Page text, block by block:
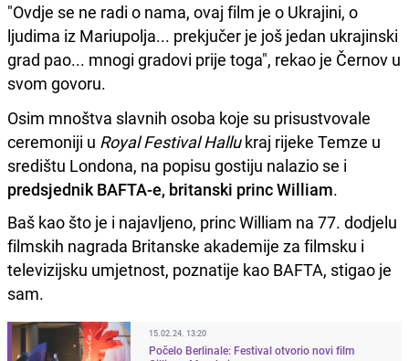
"Ovdje se ne radi o nama, ovaj film je o Ukrajini, o
ljudima iz Mariupolja... prekjučer je još jedan ukrajinski
grad pao... mnogi gradovi prije toga", rekao je Černov u
svom govoru.
Osim mnoštva slavnih osoba koje su prisustvovale
ceremoniji u Royal Festival Hallukraj rijeke Temze u
središtu Londona, na popisu gostiju nalazio se i
predsjednik BAFTA-e, britanski princ William.
Baš kao što je i najavljeno, princ William na 77. dodjelu
filmskih nagrada Britanske akademije za filmsku i
televizijsku umjetnost, poznatije kao BAFTA, stigao je
sam.
15.02.24. 13:20
Počelo Berlinale: Festival otvorio novi film